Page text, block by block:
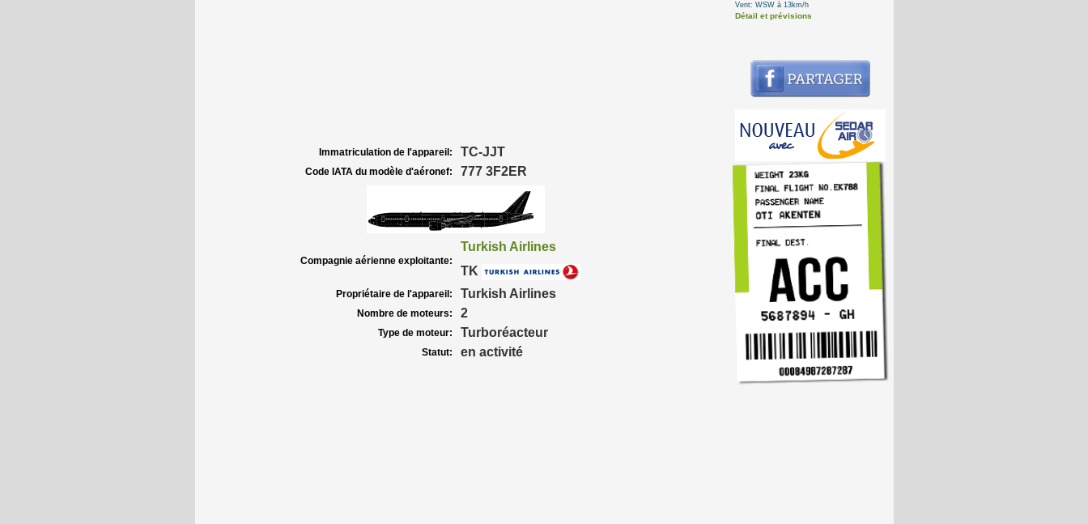
Immatriculation de l'appareil: TC-JJT
Code IATA du modèle d'aéronef: 777 3F2ER
Compagnie aérienne exploitante:
Turkish Airlines
TK
Propriétaire de l'appareil: Turkish Airlines
Nombre de moteurs: 2
Type de moteur: Turboréacteur
Statut: en activité
Vent: WSW à 13km/h
Détail et prévisions